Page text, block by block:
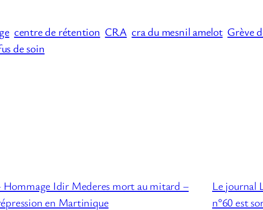
centre de rétention CRA cra du mesnil amelot Grève
de soin
Idir Mederes mort au mitard –
en Martinique
Le journal
n°60 est